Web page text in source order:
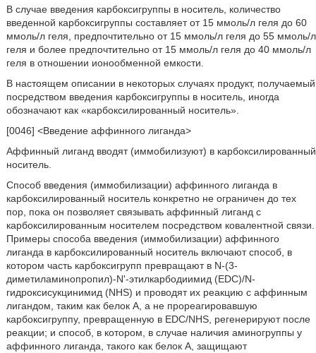
В случае введения карбоксигруппы в носитель, количество
введенной карбоксигруппы составляет от 15 ммоль/л геля до 60
ммоль/л геля, предпочтительно от 15 ммоль/л геля до 55 ммоль/л
геля и более предпочтительно от 15 ммоль/л геля до 40 ммоль/л
геля в отношении ионообменной емкости.
В настоящем описании в некоторых случаях продукт, получаемый
посредством введения карбоксигруппы в носитель, иногда
обозначают как «карбоксилированный носитель».
[0046] <Введение аффинного лиганда>
Аффинный лиганд вводят (иммобилизуют) в карбоксилированный
носитель.
Способ введения (иммобилизации) аффинного лиганда в
карбоксилированный носитель конкретно не ограничен до тех
пор, пока он позволяет связывать аффинный лиганд с
карбоксилированным носителем посредством ковалентной связи.
Примеры способа введения (иммобилизации) аффинного
лиганда в карбоксилированный носитель включают способ, в
котором часть карбоксигрупп превращают в N-(3-
диметиламинопропил)-N'-этилкарбодиимид (EDC)/N-
гидроксисукцинимид (NHS) и проводят их реакцию с аффинным
лигандом, таким как белок A, а не прореагировавшую
карбоксигруппу, превращенную в EDC/NHS, регенерируют после
реакции; и способ, в котором, в случае наличия аминогруппы у
аффинного лиганда, такого как белок A, защищают